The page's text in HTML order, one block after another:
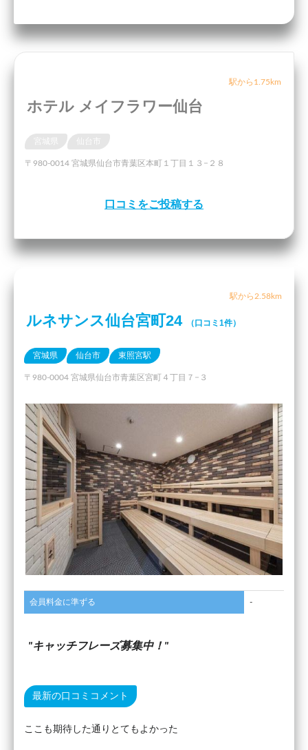
駅から1.75km
ホテル メイフラワー仙台
〒980-0014 宮城県仙台市青葉区本町１丁目１３−２８
口コミをご投稿する
駅から2.58km
ルネサンス仙台宮町24 （口コミ1件）
宮城県 仙台市 東照宮駅
〒980-0004 宮城県仙台市青葉区宮町４丁目７−３
会員料金に準ずる -
キャッチフレーズ募集中！
最新の口コミコメント
ここも期待した通りとてもよかった